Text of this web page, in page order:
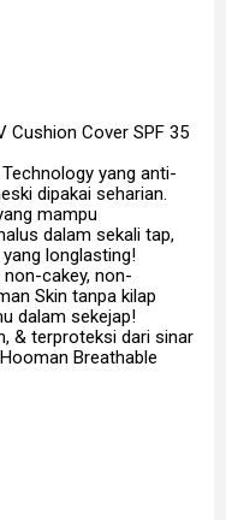
BPOM)
Cushion Cover SPF 35
yang anti-
dipakai seharian.
mampu
dalam sekali tap,
longlasting!
cakey, non-
Skin tanpa kilap
dalam sekejap!
& terproteksi dari sinar
Breathable